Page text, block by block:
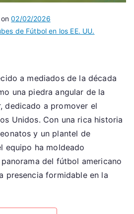
on02/02/2026
de Fútbol en los EE. UU.
a mediados de la década
una piedra angular de la
dedicado a promover el
Unidos. Con una rica historia
y un plantel de
equipo ha moldeado
del fútbol americano
presencia formidable en la